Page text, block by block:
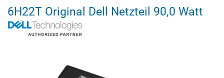
6H22T Original Dell Netzteil 90,0 Watt